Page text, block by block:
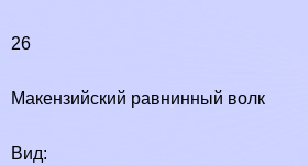
26
Макензийский равнинный волк
Вид: